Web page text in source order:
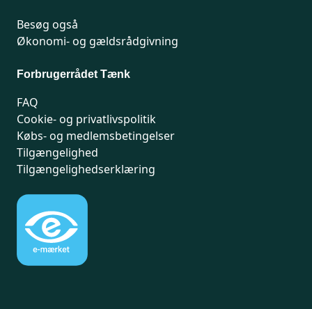
Besøg også
Økonomi- og gældsrådgivning
Forbrugerrådet Tænk
FAQ
Cookie- og privatlivspolitik
Købs- og medlemsbetingelser
Tilgængelighed
Tilgængelighedserklæring